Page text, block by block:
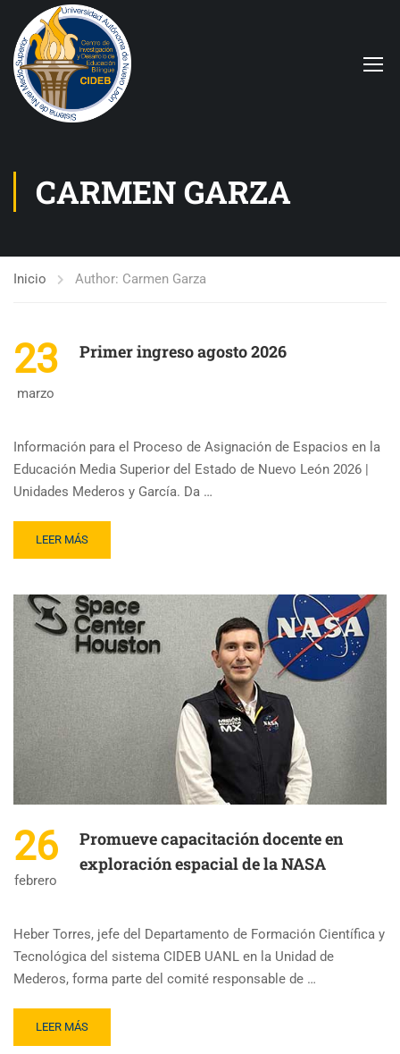
CARMEN GARZA
Inicio Author: Carmen Garza
23
marzo
Primer ingreso agosto 2026
Información para el Proceso de Asignación de Espacios en la
Educación Media Superior del Estado de Nuevo León 2026 |
Unidades Mederos y García. Da …
LEER MÁS
26
febrero
Promueve capacitación docente en
exploración espacial de la NASA
Heber Torres, jefe del Departamento de Formación Científica y
Tecnológica del sistema CIDEB UANL en la Unidad de
Mederos, forma parte del comité responsable de …
LEER MÁS